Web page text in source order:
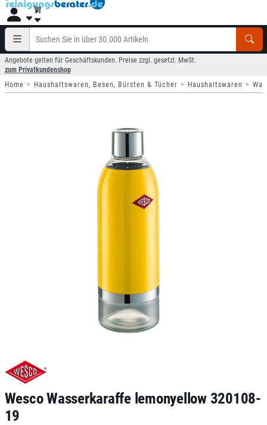
Angebote gelten für Geschäftskunden. Preise zzgl. gesetzl. MwSt.
zum Privatkundenshop
Home
Haushaltswaren, Besen, Bürsten & Tücher Haushaltswaren
Wesco Wasserkaraffe lemonyellow 320108-
19